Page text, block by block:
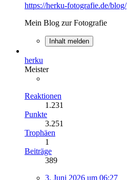
https://herku-fotografie.de/blog/
Mein Blog zur Fotografie
Inhalt melden
herku
Meister
Reaktionen
1.231
Punkte
3.251
Trophäen
1
Beiträge
389
3. Juni 2026 um 06:27